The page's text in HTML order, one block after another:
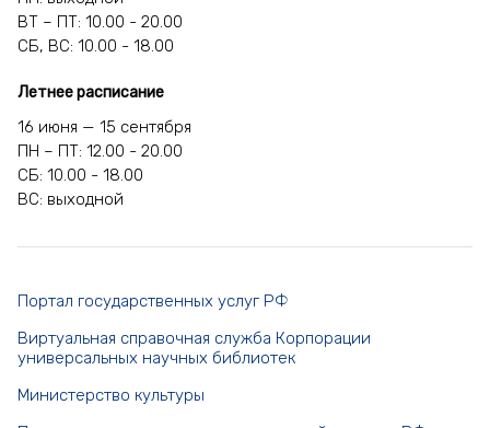
ВТ – ПТ: 10.00 - 20.00
СБ, ВС: 10.00 - 18.00
Летнее расписание
16 июня — 15 сентября
ПН – ПТ: 12.00 - 20.00
СБ: 10.00 - 18.00
ВС: выходной
Портал государственных услуг РФ
Виртуальная справочная служба Корпорации
универсальных научных библиотек
Министерство культуры